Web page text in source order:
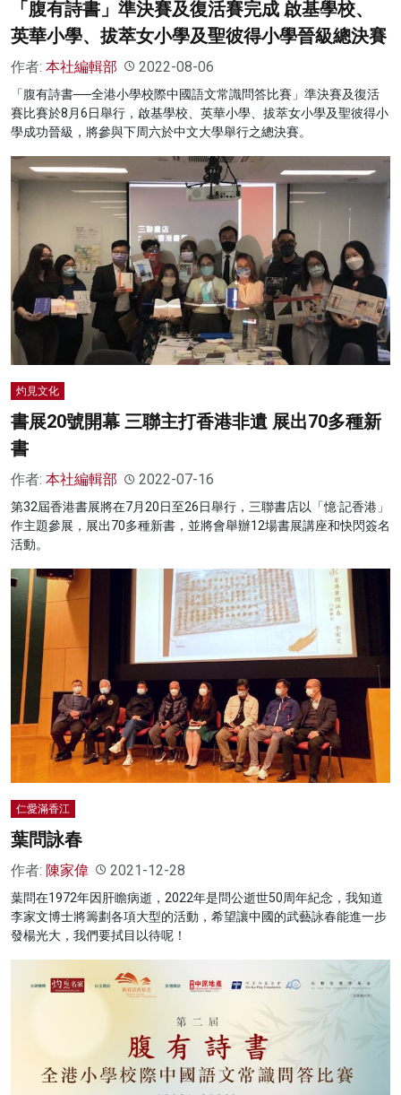
「腹有詩書」準決賽及復活賽完成 啟基學校、
英華小學、拔萃女小學及聖彼得小學晉級總決賽
作者: 本社編輯部 2022-08-06
「腹有詩書──全港小學校際中國語文常識問答比賽」準決賽及復活
賽比賽於8月6日舉行，啟基學校、英華小學、拔萃女小學及聖彼得小
學成功晉級，將參與下周六於中文大學舉行之總決賽。
灼見文化
書展20號開幕 三聯主打香港非遺 展出70多種新
書
作者: 本社編輯部 2022-07-16
第32屆香港書展將在7月20日至26日舉行，三聯書店以「憶·記香港」
作主題參展，展出70多種新書，並將會舉辦12場書展講座和快閃簽名
活動。
仁愛滿香江
葉問詠春
作者: 陳家偉 2021-12-28
葉問在1972年因肝瞻病逝，2022年是問公逝世50周年紀念，我知道
李家文博士將籌劃各項大型的活動，希望讓中國的武藝詠春能進一步
發楊光大，我們要拭目以待呢！